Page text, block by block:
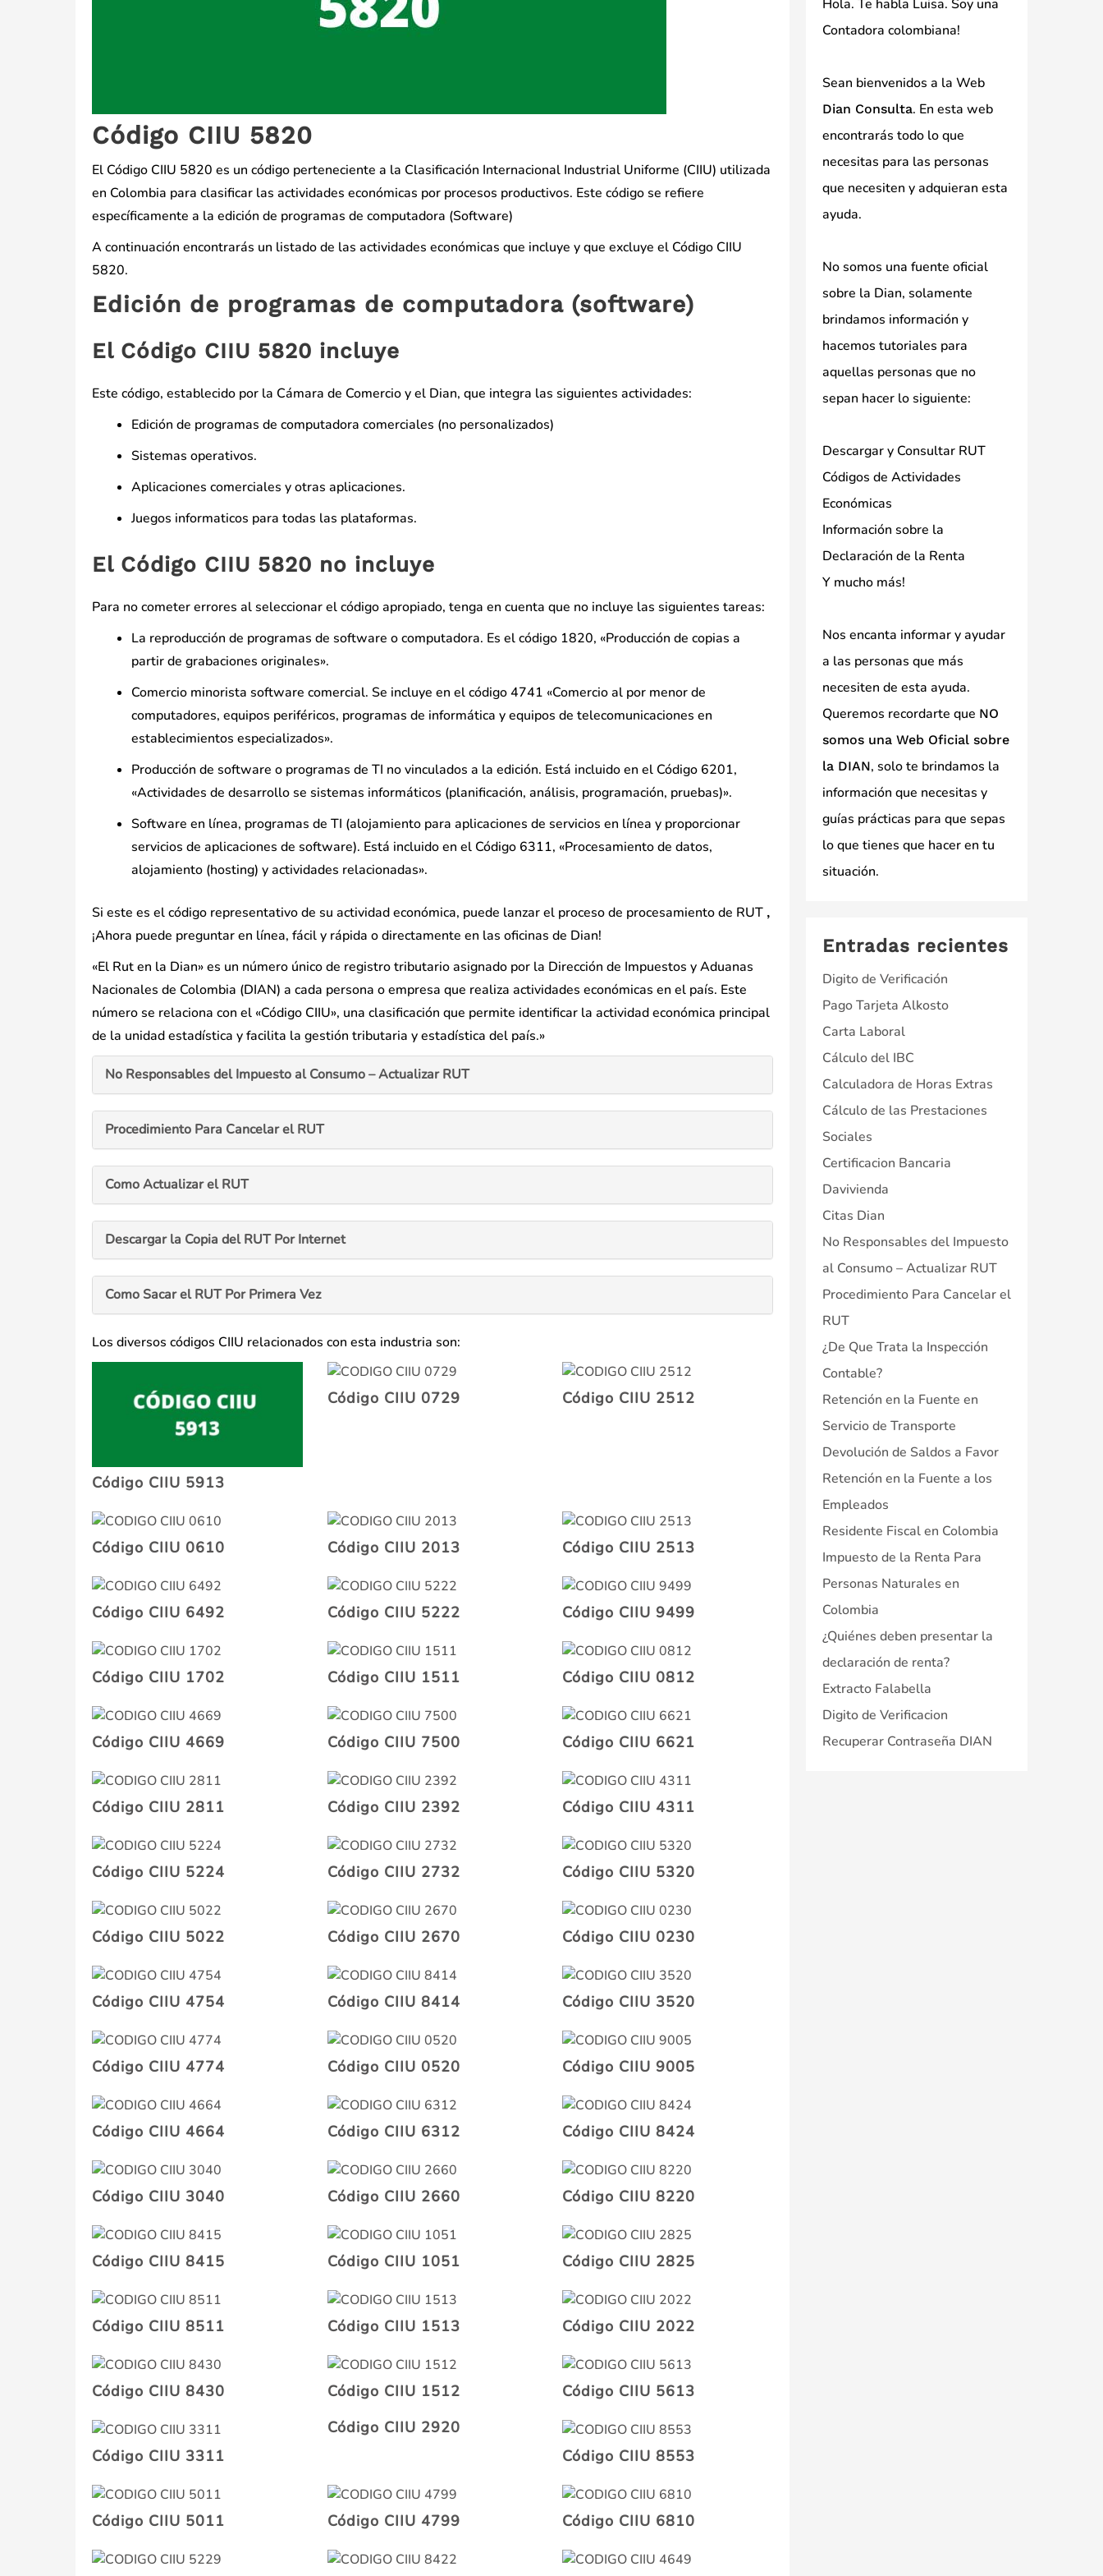
Código CIIU 5820
El Código CIIU 5820 es un código perteneciente a la Clasificación Internacional Industrial Uniforme (CIIU) utilizada
en Colombia para clasificar las actividades económicas por procesos productivos. Este código se refiere
específicamente a la edición de programas de computadora (Software)
A continuación encontrarás un listado de las actividades económicas que incluye y que excluye el Código CIIU
5820.
Edición de programas de computadora (software)
El Código CIIU 5820 incluye
Este código, establecido por la Cámara de Comercio y el Dian, que integra las siguientes actividades:
Edición de programas de computadora comerciales (no personalizados)
Sistemas operativos.
Aplicaciones comerciales y otras aplicaciones.
Juegos informaticos para todas las plataformas.
El Código CIIU 5820 no incluye
Para no cometer errores al seleccionar el código apropiado, tenga en cuenta que no incluye las siguientes tareas:
La reproducción de programas de software o computadora. Es el código 1820, «Producción de copias a
partir de grabaciones originales».
Comercio minorista software comercial. Se incluye en el código 4741 «Comercio al por menor de
computadores, equipos periféricos, programas de informática y equipos de telecomunicaciones en
establecimientos especializados».
Producción de software o programas de TI no vinculados a la edición. Está incluido en el Código 6201,
«Actividades de desarrollo se sistemas informáticos (planificación, análisis, programación, pruebas)».
Software en línea, programas de TI (alojamiento para aplicaciones de servicios en línea y proporcionar
servicios de aplicaciones de software). Está incluido en el Código 6311, «Procesamiento de datos,
alojamiento (hosting) y actividades relacionadas».
Si este es el código representativo de su actividad económica, puede lanzar el proceso de procesamiento de RUT ,
¡Ahora puede preguntar en línea, fácil y rápida o directamente en las oficinas de Dian!
«El Rut en la Dian» es un número único de registro tributario asignado por la Dirección de Impuestos y Aduanas
Nacionales de Colombia (DIAN) a cada persona o empresa que realiza actividades económicas en el país. Este
número se relaciona con el «Código CIIU», una clasificación que permite identificar la actividad económica principal
de la unidad estadística y facilita la gestión tributaria y estadística del país.»
No Responsables del Impuesto al Consumo – Actualizar RUT
Procedimiento Para Cancelar el RUT
Como Actualizar el RUT
Descargar la Copia del RUT Por Internet
Como Sacar el RUT Por Primera Vez
Los diversos códigos CIIU relacionados con esta industria son:
Código CIIU 5913
Código CIIU 0729 Código CIIU 2512
Código CIIU 0610 Código CIIU 2013 Código CIIU 2513
Código CIIU 6492 Código CIIU 5222 Código CIIU 9499
Código CIIU 1702 Código CIIU 1511 Código CIIU 0812
Código CIIU 4669 Código CIIU 7500 Código CIIU 6621
Código CIIU 2811 Código CIIU 2392 Código CIIU 4311
Código CIIU 5224 Código CIIU 2732 Código CIIU 5320
Código CIIU 5022 Código CIIU 2670 Código CIIU 0230
Código CIIU 4754 Código CIIU 8414 Código CIIU 3520
Código CIIU 4774 Código CIIU 0520 Código CIIU 9005
Código CIIU 4664 Código CIIU 6312 Código CIIU 8424
Código CIIU 3040 Código CIIU 2660 Código CIIU 8220
Código CIIU 8415 Código CIIU 1051 Código CIIU 2825
Código CIIU 8511 Código CIIU 1513 Código CIIU 2022
Código CIIU 8430 Código CIIU 1512 Código CIIU 5613
Código CIIU 3311
Código CIIU 2920
Código CIIU 8553
Código CIIU 5011 Código CIIU 4799 Código CIIU 6810
Hola. Te habla Luisa. Soy una
Contadora colombiana!
Sean bienvenidos a la Web
Dian Consulta. En esta web
encontrarás todo lo que
necesitas para las personas
que necesiten y adquieran esta
ayuda.
No somos una fuente oficial
sobre la Dian, solamente
brindamos información y
hacemos tutoriales para
aquellas personas que no
sepan hacer lo siguiente:
Descargar y Consultar RUT
Códigos de Actividades
Económicas
Información sobre la
Declaración de la Renta
Y mucho más!
Nos encanta informar y ayudar
a las personas que más
necesiten de esta ayuda.
Queremos recordarte que NO
somos una Web Oficial sobre
la DIAN, solo te brindamos la
información que necesitas y
guías prácticas para que sepas
lo que tienes que hacer en tu
situación.
Entradas recientes
Digito de Verificación
Pago Tarjeta Alkosto
Carta Laboral
Cálculo del IBC
Calculadora de Horas Extras
Cálculo de las Prestaciones
Sociales
Certificacion Bancaria
Davivienda
Citas Dian
No Responsables del Impuesto
al Consumo – Actualizar RUT
Procedimiento Para Cancelar el
RUT
¿De Que Trata la Inspección
Contable?
Retención en la Fuente en
Servicio de Transporte
Devolución de Saldos a Favor
Retención en la Fuente a los
Empleados
Residente Fiscal en Colombia
Impuesto de la Renta Para
Personas Naturales en
Colombia
¿Quiénes deben presentar la
declaración de renta?
Extracto Falabella
Digito de Verificacion
Recuperar Contraseña DIAN